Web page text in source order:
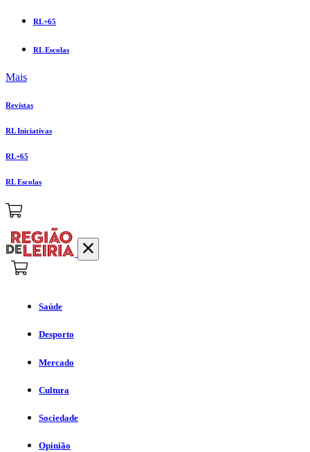
RL+65
RL Escolas
Mais
Revistas
RL Iniciativas
RL+65
RL Escolas
Saúde
Desporto
Mercado
Cultura
Sociedade
Opinião